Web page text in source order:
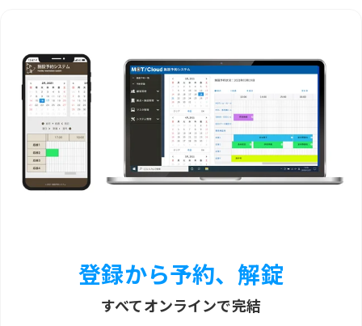
登録から予約、解錠
すべてオンラインで完結